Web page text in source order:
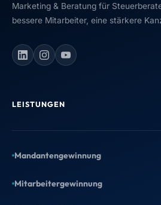
Marketing & Beratung für
bessere Mitarbeiter, eine stärkere
LEISTUNGEN
Mandantengewinnung
Mitarbeitergewinnung